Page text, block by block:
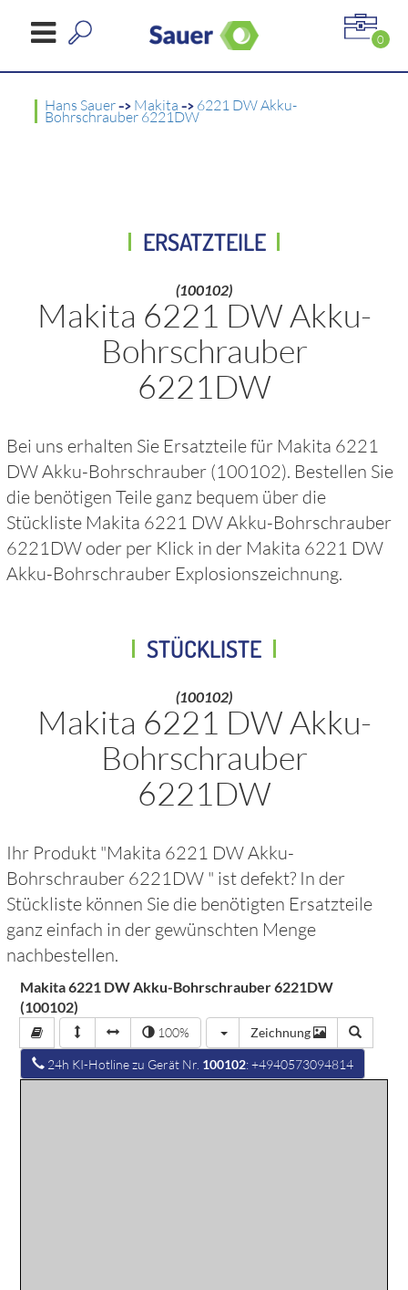
0
Hans Sauer-> Makita -> 6221 DW Akku-
Bohrschrauber 6221DW
ERSATZTEILE
(100102)
Makita 6221 DW Akku-
Bohrschrauber
6221DW
Bei uns erhalten Sie Ersatzteile für Makita 6221
DW Akku-Bohrschrauber (100102). Bestellen Sie
die benötigen Teile ganz bequem über die
Stückliste Makita 6221 DW Akku-Bohrschrauber
6221DW oder per Klick in der Makita 6221 DW
Akku-Bohrschrauber Explosionszeichnung.
STÜCKLISTE
(100102)
Makita 6221 DW Akku-
Bohrschrauber
6221DW
Ihr Produkt "Makita 6221 DW Akku-
Bohrschrauber 6221DW " ist defekt? In der
Stückliste können Sie die benötigten Ersatzteile
ganz einfach in der gewünschten Menge
nachbestellen.
Makita 6221 DW Akku-Bohrschrauber 6221DW
(100102)
100% Zeichnung
24h KI-Hotline zu Gerät Nr. 100102: +4940573094814